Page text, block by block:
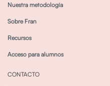
Nuestra metodología
Sobre Fran
Recursos
Acceso para alumnos
CONTACTO